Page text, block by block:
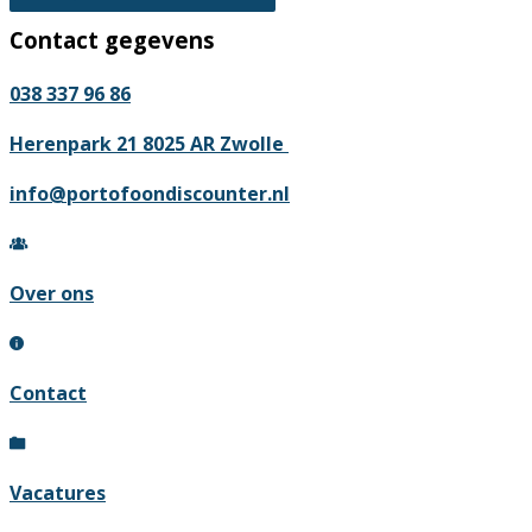
de
productpagina
product
Deze
kan
Contact gegevens
038 337 96 86
Herenpark 21 8025 AR Zwolle
info@portofoondiscounter.nl
Over ons
Contact
Vacatures